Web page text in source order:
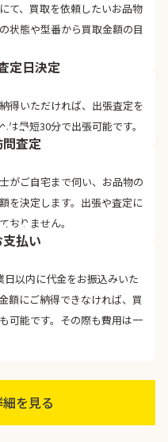
て、買取を依頼したいお品物
状態や型番から買取金額の目
02
定日決定
得いただければ、出張査定を
最短30分で出張可能です。
03
問査定
がご自宅まで伺い、お品物の
を決定します。出張や査定に
おりません。
04
支払い
以内に代金をお振込みいた
額にご納得できなければ、買
可能です。その際も費用は一
を見る